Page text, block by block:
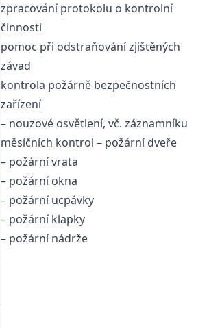
zpracování protokolu o kontrolní
činnosti
pomoc při odstraňování zjištěných
závad
kontrola požárně bezpečnostních
zařízení
– nouzové osvětlení, vč. záznamníku
měsíčních kontrol – požární dveře
– požární vrata
– požární okna
– požární ucpávky
– požární klapky
– požární nádrže